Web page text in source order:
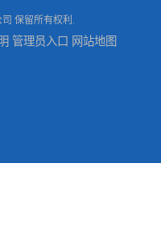
保留所有权利.
管理员入口 网站地图